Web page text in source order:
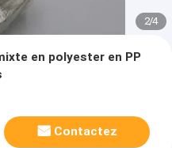
2/4
en polyester en PP
Contactez